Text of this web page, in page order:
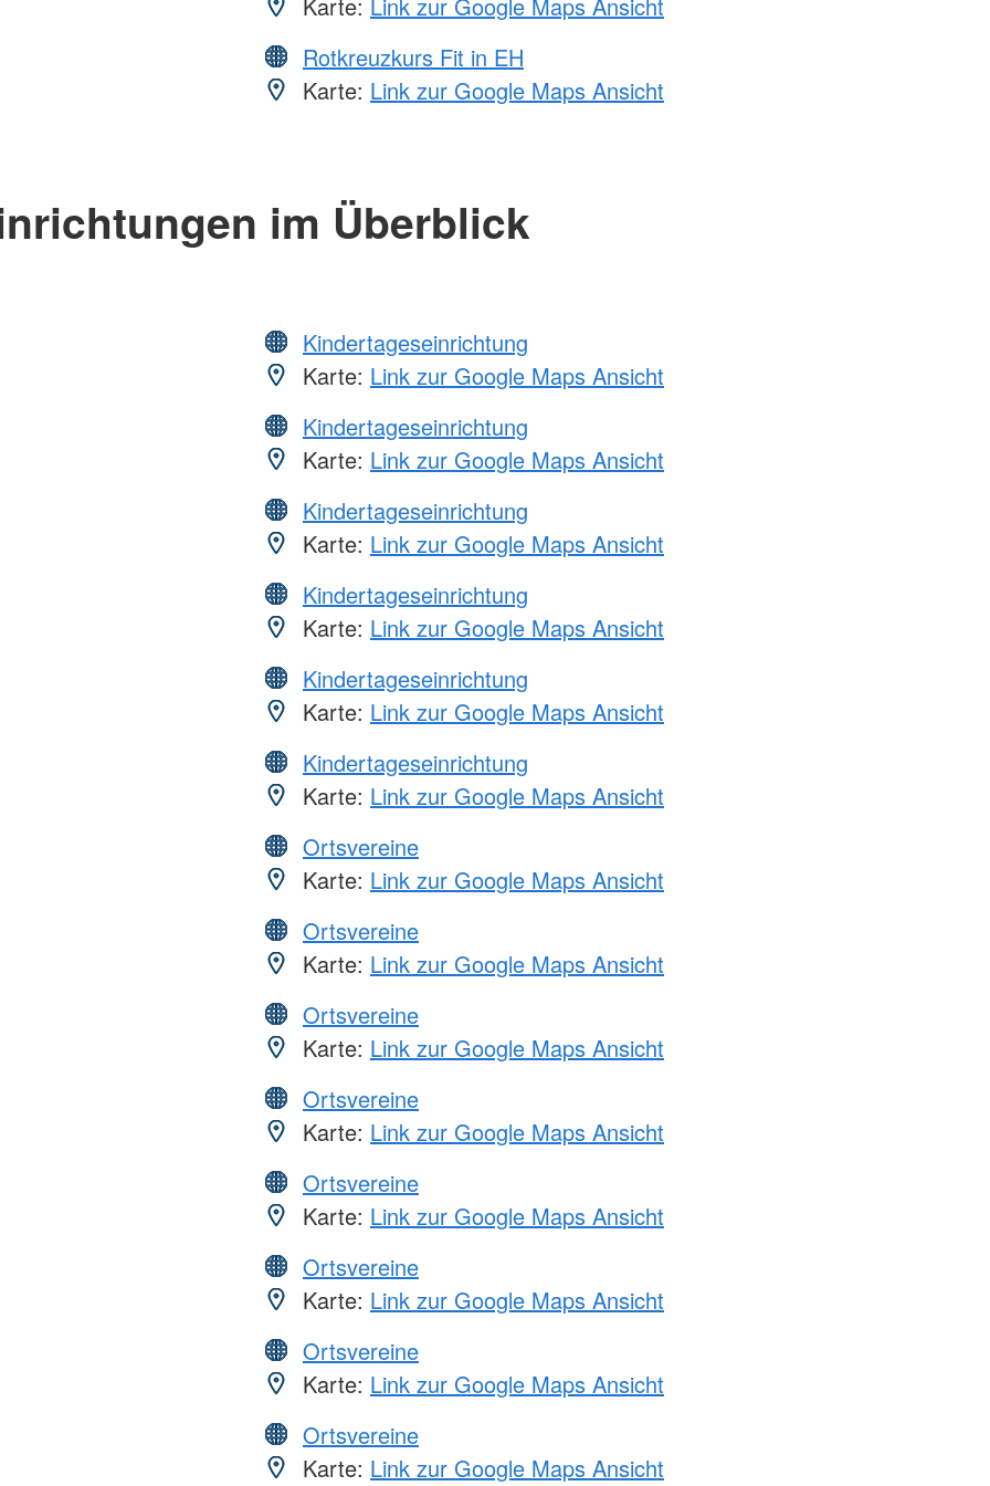
Rotkreuzkurs Fit in EH
Karte: Link zur Google Maps Ansicht
im Überblick
Kindertageseinrichtung
Karte: Link zur Google Maps Ansicht
Kindertageseinrichtung
Karte: Link zur Google Maps Ansicht
Kindertageseinrichtung
Karte: Link zur Google Maps Ansicht
Kindertageseinrichtung
Karte: Link zur Google Maps Ansicht
Kindertageseinrichtung
Karte: Link zur Google Maps Ansicht
Kindertageseinrichtung
Karte: Link zur Google Maps Ansicht
Ortsvereine
Karte: Link zur Google Maps Ansicht
Ortsvereine
Karte: Link zur Google Maps Ansicht
Ortsvereine
Karte: Link zur Google Maps Ansicht
Ortsvereine
Karte: Link zur Google Maps Ansicht
Ortsvereine
Karte: Link zur Google Maps Ansicht
Ortsvereine
Karte: Link zur Google Maps Ansicht
Ortsvereine
Karte: Link zur Google Maps Ansicht
Ortsvereine
Karte: Link zur Google Maps Ansicht